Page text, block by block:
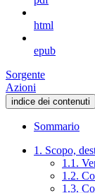
html
epub
Sorgente
Azioni
indice dei contenuti
Sommario
1. Scopo,
1.1.
1.2.
1.3.